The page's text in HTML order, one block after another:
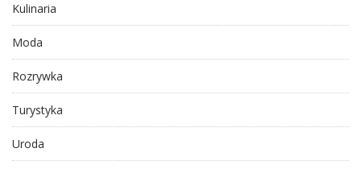
Kulinaria
Moda
Rozrywka
Turystyka
Uroda